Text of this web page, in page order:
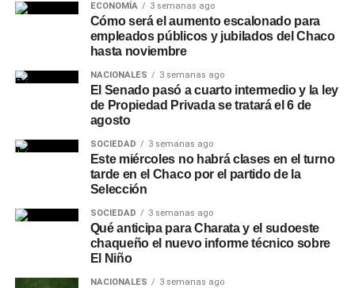
Recomendaciones de
seguridad
Desde la entidad remarcaron que NBCH nunca solicita a
sus clientes realizar simulaciones de préstamos, cambios
de contraseñas, instalación de aplicaciones o
transferencias de dinero, y recomendaron operar siempre
a través de los canales oficiales del banco: el WhatsApp
verificado 3624161290
ECONOMÍA 3 semanas ago
Cómo será el aumento escalonado para
empleados públicos y jubilados del Chaco
hasta noviembre
NACIONALES 3 semanas ago
El Senado pasó a cuarto intermedio y la ley
de Propiedad Privada se tratará el 6 de
agosto
SOCIEDAD 3 semanas ago
Este miércoles no habrá clases en el turno
tarde en el Chaco por el partido de la
Selección
SOCIEDAD 3 semanas ago
Qué anticipa para Charata y el sudoeste
chaqueño el nuevo informe técnico sobre
El Niño
NACIONALES 3 semanas ago